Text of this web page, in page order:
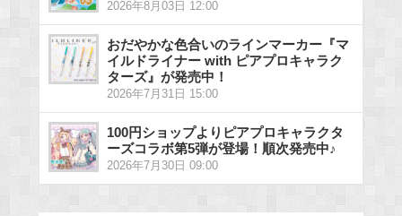
2026年8月03日 12:00
おだやかな色合いのラインマーカー『マ
イルドライナー with ピアプロキャラク
ターズ』が発売中！
2026年7月31日 15:00
100円ショップよりピアプロキャラクタ
ーズコラボ第5弾が登場！順次発売中♪
2026年7月30日 09:00